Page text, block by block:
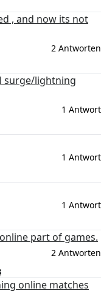
, and now its not
2 Antworten
surge/lightning
1 Antwort
1 Antwort
1 Antwort
part of games.
2 Antworten
online matches